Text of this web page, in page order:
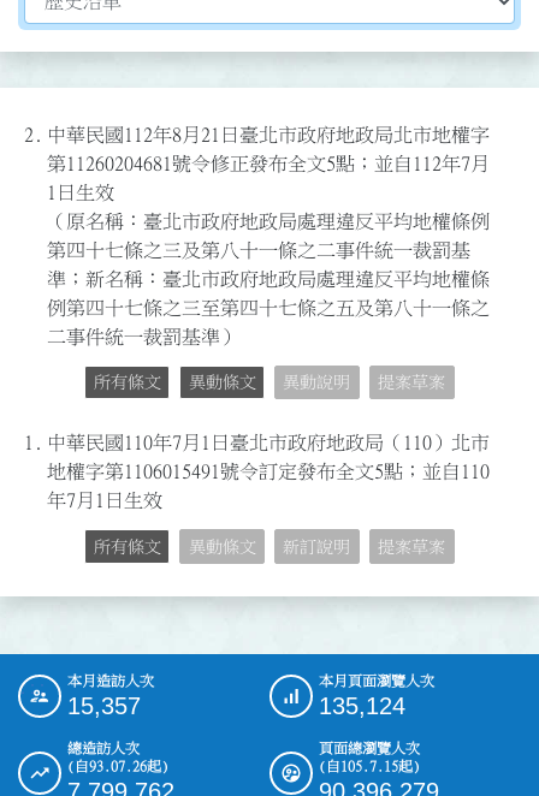
2.
中華民國112年8月21日臺北市政府地政局北市地權字
第11260204681號令修正發布全文5點；並自112年7月
1日生效
（原名稱：臺北市政府地政局處理違反平均地權條例
第四十七條之三及第八十一條之二事件統一裁罰基
準；新名稱：臺北市政府地政局處理違反平均地權條
例第四十七條之三至第四十七條之五及第八十一條之
二事件統一裁罰基準）
所有條文 異動條文 異動說明 提案草案
1. 中華民國110年7月1日臺北市政府地政局（110）北市
地權字第1106015491號令訂定發布全文5點；並自110
年7月1日生效
所有條文 異動條文 新訂說明 提案草案
::: 本月造訪人次
15,357
本月頁面瀏覽人次
135,124
總造訪人次
(自93.07.26起)
頁面總瀏覽人次
(自105.7.15起)